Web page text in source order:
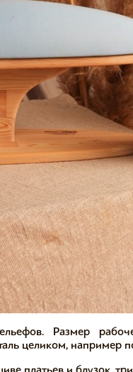
Размер
целиком, например
платьев и блузок,